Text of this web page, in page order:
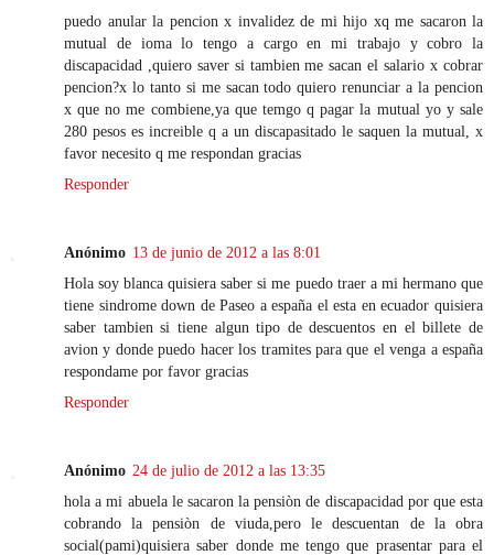
puedo anular la pencion x invalidez de mi hijo xq me sacaron la
mutual de ioma lo tengo a cargo en mi trabajo y cobro la
discapacidad ,quiero saver si tambien me sacan el salario x cobrar
pencion?x lo tanto si me sacan todo quiero renunciar a la pencion
x que no me combiene,ya que temgo q pagar la mutual yo y sale
280 pesos es increible q a un discapasitado le saquen la mutual, x
favor necesito q me respondan gracias
Responder
Anónimo 13 de junio de 2012 a las 8:01
Hola soy blanca quisiera saber si me puedo traer a mi hermano que
tiene sindrome down de Paseo a españa el esta en ecuador quisiera
saber tambien si tiene algun tipo de descuentos en el billete de
avion y donde puedo hacer los tramites para que el venga a españa
respondame por favor gracias
Responder
Anónimo 24 de julio de 2012 a las 13:35
hola a mi abuela le sacaron la pensiòn de discapacidad por que esta
cobrando la pensiòn de viuda,pero le descuentan de la obra
social(pami)quisiera saber donde me tengo que prasentar para el